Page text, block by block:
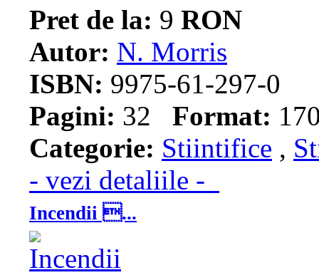
Pret de la: 9 RON
Autor: N. Morris
ISBN: 9975-61-297-0
Pagini: 32 Format:
Categorie: Stiintifice ,
- vezi detaliile -
Incendii ...